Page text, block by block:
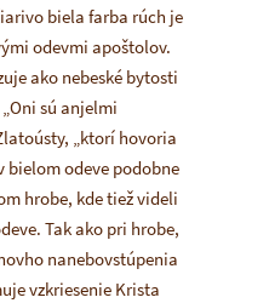
biela farba rúch je
odevmi apoštolov.
ako nebeské bytosti
sú anjelmi
„ktorí hovoria
bielom odeve podobne
hrobe, kde tiež videli
Tak ako pri hrobe,
nanebovstúpenia
vzkriesenie Krista